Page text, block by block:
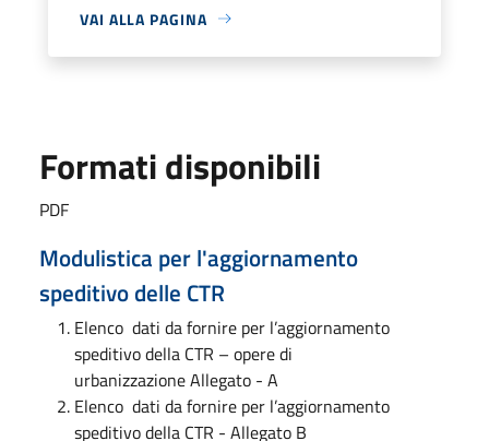
VAI ALLA PAGINA
Formati disponibili
PDF
Modulistica per l'aggiornamento
speditivo delle CTR
Elenco dati da fornire per l’aggiornamento
speditivo della CTR – opere di
urbanizzazione Allegato - A
Elenco dati da fornire per l’aggiornamento
speditivo della CTR - Allegato B